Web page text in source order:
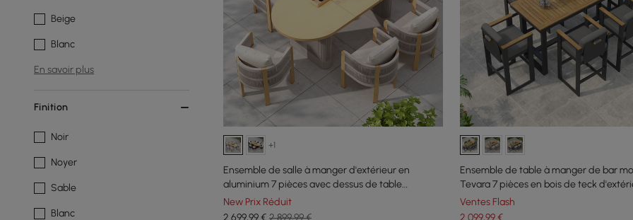
Beige
Blanc
En savoir plus
Finition
Noir
Noyer
Sable
Blanc
+1
Ensemble de salle à manger d'extérieur en
aluminium 7 pièces avec dessus de table
extensible, fauteuil tissé pour 6
New Prix Réduit
2 699,99€ 2 899,99 €
Ensemble de table à manger de bar
Tevara 7 pièces en bois de teck
chaises
Ventes Flash
2 099,99€